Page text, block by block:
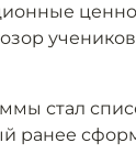
стал
ранее